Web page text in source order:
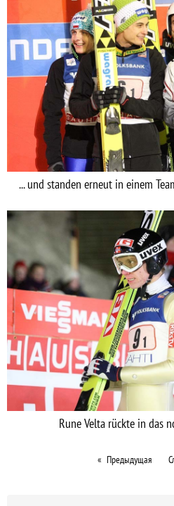
... und standen erneut in einem
Rune Velta rückte in das
Предыдущая